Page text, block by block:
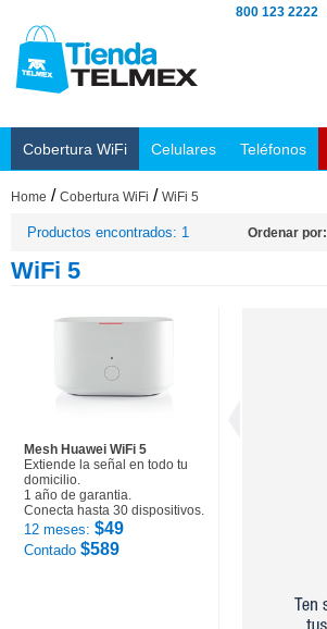
800 123 2222
Cobertura WiFi Celulares Teléfonos
Home / Cobertura WiFi / WiFi 5
Productos encontrados: 1 Ordenar por:
WiFi 5
Mesh Huawei WiFi 5
Extiende la señal en todo tu
domicilio.
1 año de garantia.
Conecta hasta 30 dispositivos.
12 meses: $49
Contado $589